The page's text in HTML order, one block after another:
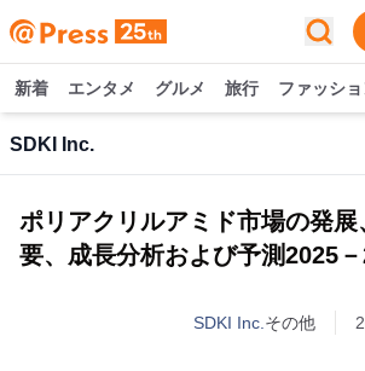
新着 エンタメ グルメ 旅行 ファッシ
SDKI Inc.
ポリアクリルアミド市場の発展
要、成長分析および予測2025
SDKI Inc. その他